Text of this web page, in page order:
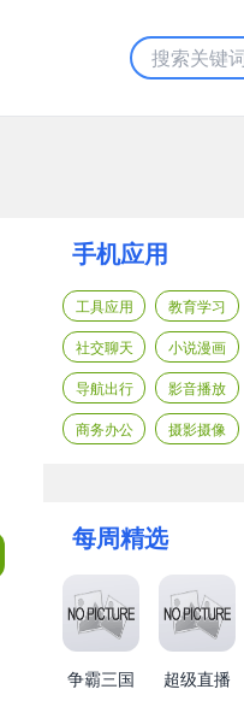
手机应用
工具应用 教育学习
社交聊天 小说漫画
导航出行 影音播放
商务办公 摄影摄像
每周精选
争霸三国 超级直播